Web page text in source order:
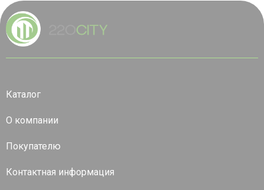
Каталог
О компании
Покупателю
Контактная информация